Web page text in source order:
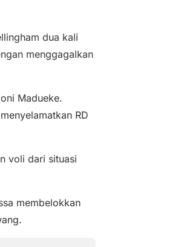
dua kali
menggagalkan
Madueke.
RD
voli dari situasi
membelokkan